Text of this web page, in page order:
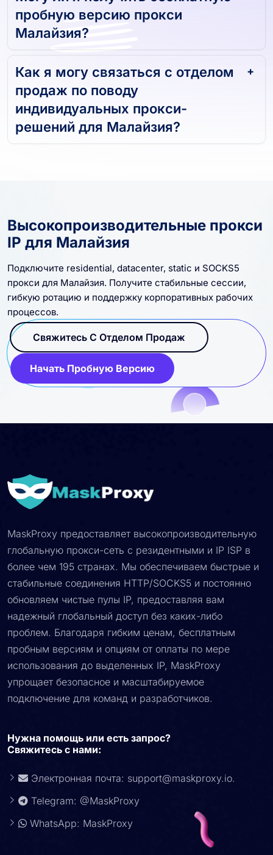
пробную версию прокси
Малайзия?
Как я могу связаться с отделом
продаж по поводу
индивидуальных прокси-
решений для Малайзия?
Высокопроизводительные прокси
IP для Малайзия
Подключите residential, datacenter, static и SOCKS5
прокси для Малайзия. Получите стабильные сессии,
гибкую ротацию и поддержку корпоративных рабочих
процессов.
Свяжитесь С Отделом Продаж
Начать Пробную Версию
MaskProxy предоставляет высокопроизводительную
глобальную прокси-сеть с резидентными и IP ISP в
более чем 195 странах. Мы обеспечиваем быстрые и
стабильные соединения HTTP/SOCKS5 и постоянно
обновляем чистые пулы IP, предоставляя вам
надежный глобальный доступ без каких-либо
проблем. Благодаря гибким ценам, бесплатным
пробным версиям и опциям от оплаты по мере
использования до выделенных IP, MaskProxy
упрощает безопасное и масштабируемое
подключение для команд и разработчиков.
Нужна помощь или есть запрос?
Свяжитесь с нами:
Электронная почта: support@maskproxy.io.
Telegram: @MaskProxy
WhatsApp: MaskProxy